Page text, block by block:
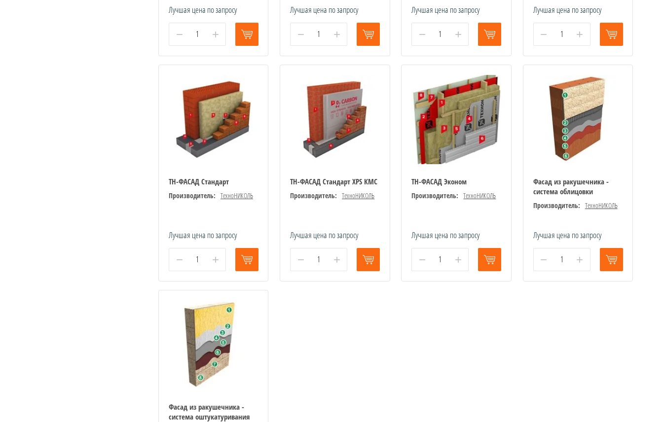
Лучшая цена по запросу
− +
Лучшая цена по запросу
− +
Лучшая цена по запросу
− +
Лучшая цена по запросу
− +
ТН-ФАСАД Стандарт
Производитель: ТехноНИКОЛЬ
Лучшая цена по запросу
− +
ТН-ФАСАД Стандарт XPS КМС
Производитель: ТехноНИКОЛЬ
Лучшая цена по запросу
− +
ТН-ФАСАД Эконом
Производитель: ТехноНИКОЛЬ
Лучшая цена по запросу
− +
Фасад из ракушечника -
система облицовки
Производитель: ТехноНИКОЛЬ
Лучшая цена по запросу
− +
Фасад из ракушечника -
система оштукатуривания